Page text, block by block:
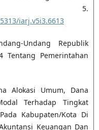
5.
iarj.v5i3.6613
Undang Republik
Tentang Pemerintahan
Alokasi Umum, Dana
Terhadap Tingkat
Kabupaten/Kota Di
Keuangan Dan